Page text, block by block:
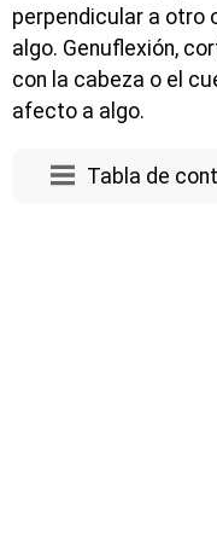
perpendicular a otro
algo. Genuflexión,
con la cabeza o el
afecto a algo.
Tabla de